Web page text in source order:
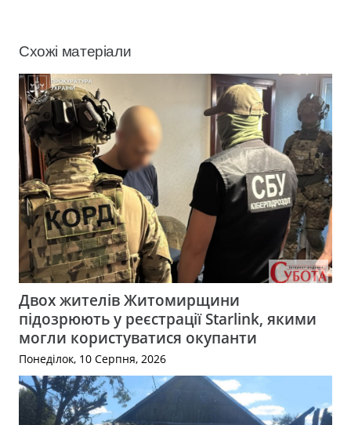
Схожі матеріали
Двох жителів Житомирщини
підозрюють у реєстрації Starlink, якими
могли користуватися окупанти
Понеділок, 10 Серпня, 2026